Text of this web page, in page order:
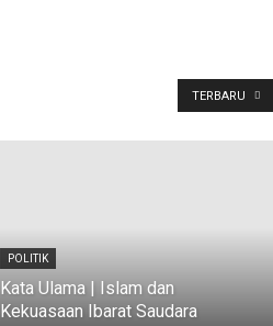
TERBARU
POLITIK
Kata Ulama | Islam dan
Kekuasaan Ibarat Saudara